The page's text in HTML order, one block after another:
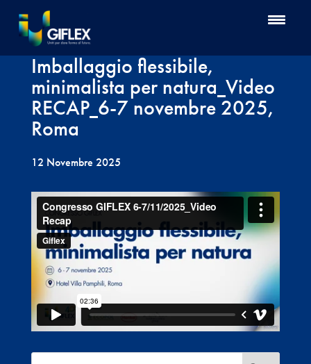
Imballaggio flessibile,
minimalista per natura_Video
RECAP_6-7 novembre 2025,
Roma
12 Novembre 2025